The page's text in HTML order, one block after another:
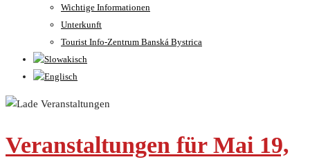
Wichtige Informationen
Unterkunft
Tourist Info-Zentrum Banská Bystrica
Veranstaltungen für Mai 19,